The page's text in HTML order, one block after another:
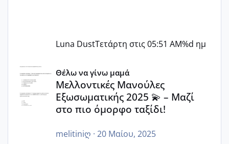
Luna DustΤετάρτη στις 05:51 AM%d ημ
Μελλοντικές Μανούλες Εξωσωματικής 2025 💫 – Μαζί
Θέλω να γίνω μαμά
Μελλοντικές Μανούλες
Εξωσωματικής 2025 💫 – Μαζί
στο πιο όμορφο ταξίδι!
melitiniღ · 20 Μαίου, 2025